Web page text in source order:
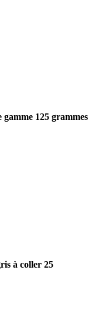
125 grammes
à coller 25